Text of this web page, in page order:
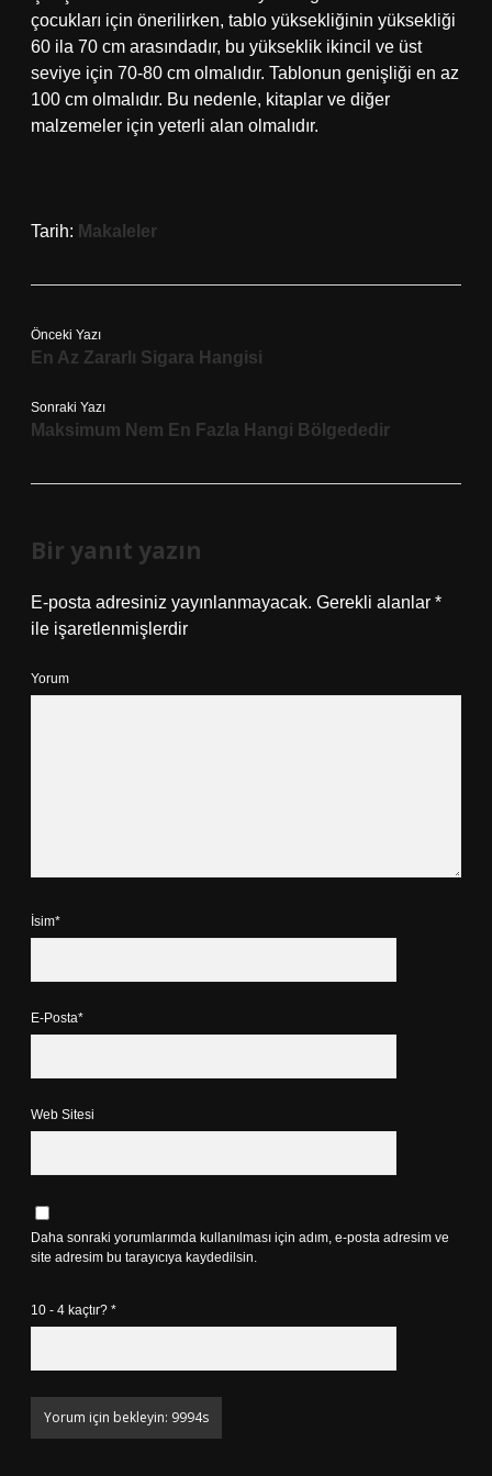
çocukları için önerilirken, tablo yüksekliğinin yüksekliği
60 ila 70 cm arasındadır, bu yükseklik ikincil ve üst
seviye için 70-80 cm olmalıdır. Tablonun genişliği en az
100 cm olmalıdır. Bu nedenle, kitaplar ve diğer
malzemeler için yeterli alan olmalıdır.
Tarih: Makaleler
Önceki Yazı
En Az Zararlı Sigara Hangisi
Sonraki Yazı
Maksimum Nem En Fazla Hangi Bölgededir
Bir yanıt yazın
E-posta adresiniz yayınlanmayacak. Gerekli alanlar *
ile işaretlenmişlerdir
Yorum
İsim*
E-Posta*
Web Sitesi
Daha sonraki yorumlarımda kullanılması için adım, e-posta adresim ve
site adresim bu tarayıcıya kaydedilsin.
10 - 4 kaçtır? *